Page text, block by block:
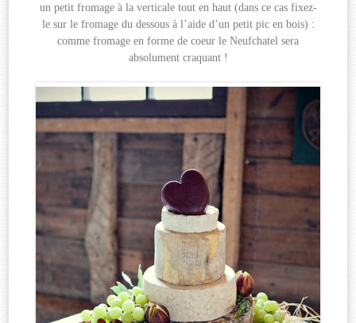
un petit fromage à la verticale tout en haut (dans ce cas fixez-
le sur le fromage du dessous à l’aide d’un petit pic en bois) :
comme fromage en forme de coeur le Neufchatel sera
absolument craquant !